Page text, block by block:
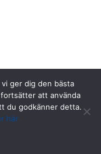
universitetssjukhus,
ger dig den bästa
att använda
du godkänner detta.
här